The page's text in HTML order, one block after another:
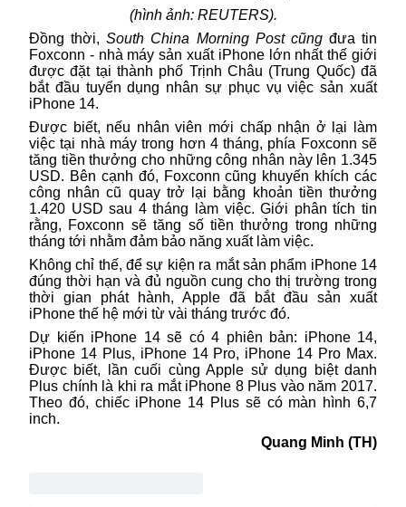
(hình ảnh: REUTERS).
Đồng thời,South China Morning Post cũng đưa tin
Foxconn - nhà máy sản xuất iPhone lớn nhất thế giới
được đặt tại thành phố Trịnh Châu (Trung Quốc)đã
bắt đầu tuyển dụng nhân sự phục vụ việc sản xuất
iPhone 14.
Được biết, nếu nhân viên mới chấpnhận ở lại làm
việc tại nhà máytrong hơn 4 tháng, phía Foxconn sẽ
tăng tiền thưởng cho những công nhân này lên 1.345
USD. Bên cạnh đó, Foxconn cũng khuyến khích các
công nhân cũ quay trở lại bằng khoản tiền thưởng
1.420 USD sau 4 tháng làm việc. Giới phân tích tin
rằng, Foxconn sẽ tăng số tiền thưởng trong những
tháng tới nhằm đảm bảo năng xuất làm việc.
Không chỉ thế, đểsự kiện ra mắt sản phẩm iPhone 14
đúng thời hạn và đủ nguồn cung cho thị trường trong
thời gian phát hành, Apple đã bắt đầu sản xuất
iPhone thế hệ mới từ vài tháng trước đó.
Dự kiến iPhone 14 sẽ có 4 phiên bản: iPhone 14,
iPhone 14 Plus, iPhone 14 Pro, iPhone 14 Pro Max.
Được biết, lần cuối cùng Apple sử dụng biệt danh
Plus chính là khi ra mắt iPhone 8 Plus vào năm 2017.
Theo đó, chiếc iPhone 14 Plus sẽ có màn hình 6,7
inch.
Quang Minh (TH)